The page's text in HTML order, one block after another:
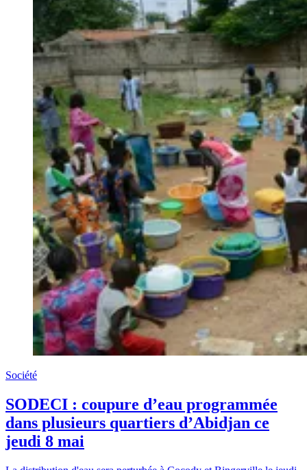
Société
SODECI : coupure d’eau programmée
dans plusieurs quartiers d’Abidjan ce
jeudi 8 mai